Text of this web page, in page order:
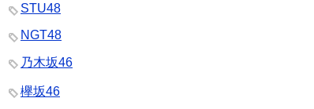
STU48
NGT48
乃木坂46
欅坂46